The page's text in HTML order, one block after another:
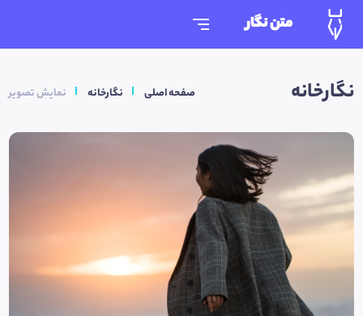
متن نگار
نگارخانه صفحه اصلی نگارخانه نمایش تصویر